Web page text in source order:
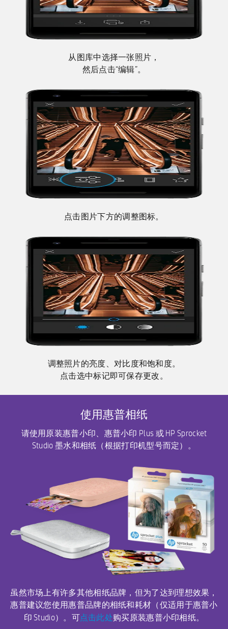
从图库中选择一张照片，
然后点击“编辑”。
点击图片下方的调整图标。
调整照片的亮度、对比度和饱和度。
点击选中标记即可保存更改。
使用惠普相纸
请使用原装惠普小印、惠普小印 Plus 或 HP Sprocket
Studio 墨水和相纸（根据打印机型号而定）。
虽然市场上有许多其他相纸品牌，但为了达到理想效果，
惠普建议您使用惠普品牌的相纸和耗材（仅适用于惠普小
印 Studio）。可点击此处购买原装惠普小印相纸。